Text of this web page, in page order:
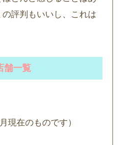
評判もいいし、これは
舗一覧
現在のものです）